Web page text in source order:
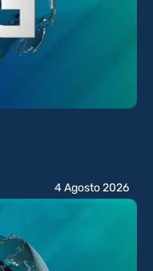
4 Agosto 2026